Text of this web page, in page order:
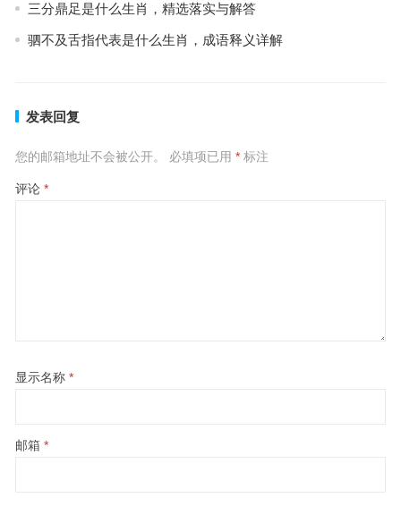
三分鼎足是什么生肖，精选落实与解答
驷不及舌指代表是什么生肖，成语释义详解
发表回复
您的邮箱地址不会被公开。 必填项已用 *标注
评论 *
显示名称 *
邮箱 *